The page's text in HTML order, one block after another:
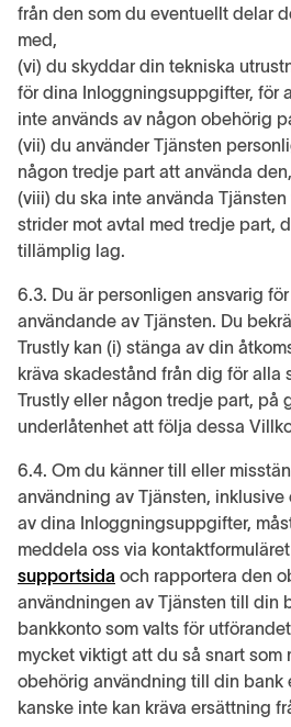
från den som du eventuellt delar
med,
(vi) du skyddar din tekniska
för dina Inloggningsuppgifter, för
inte används av någon obehörig
(vii) du använder Tjänsten
någon tredje part att använda den,
(viii) du ska inte använda
strider mot avtal med tredje part,
tillämplig lag.
6.3. Du är personligen ansvarig
användande av Tjänsten. Du
Trustly kan (i) stänga av din
kräva skadestånd från dig för alla
Trustly eller någon tredje part, på
underlåtenhet att följa dessa
6.4. Om du känner till eller
användning av Tjänsten,
av dina Inloggningsuppgifter,
meddela oss via
supportsida och rapportera den
användningen av Tjänsten till din
bankkonto som valts för
mycket viktigt att du så snart som
obehörig användning till din bank
kanske inte kan kräva ersättning